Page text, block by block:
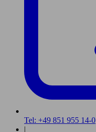
Tel: +49 851 955 14-0
|